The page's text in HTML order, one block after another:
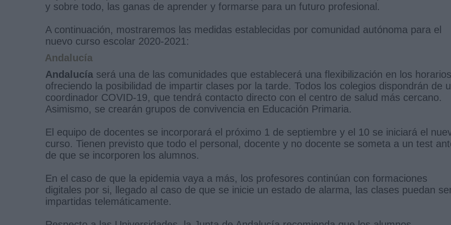
y sobre todo, las ganas de aprender y formarse para un futuro profesional.
A continuación, mostraremos las medidas establecidas por comunidad autónoma para el
nuevo curso escolar 2020-2021:
Andalucía
Andalucía será una de las comunidades que establecerá una flexibilización en los
ofreciendo la posibilidad de impartir clases por la tarde. Todos los colegios dispondrán de
coordinador COVID-19, que tendrá contacto directo con el centro de salud más cercano.
Asimismo, se crearán grupos de convivencia en Educación Primaria.
El equipo de docentes se incorporará el próximo 1 de septiembre y el 10 se iniciará el
curso. Tienen previsto que todo el personal, docente y no docente se someta a un test
de que se incorporen los alumnos.
En el caso de que la epidemia vaya a más, los profesores continúan con formaciones
digitales por si, llegado al caso de que se inicie un estado de alarma, las clases puedan
impartidas telemáticamente.